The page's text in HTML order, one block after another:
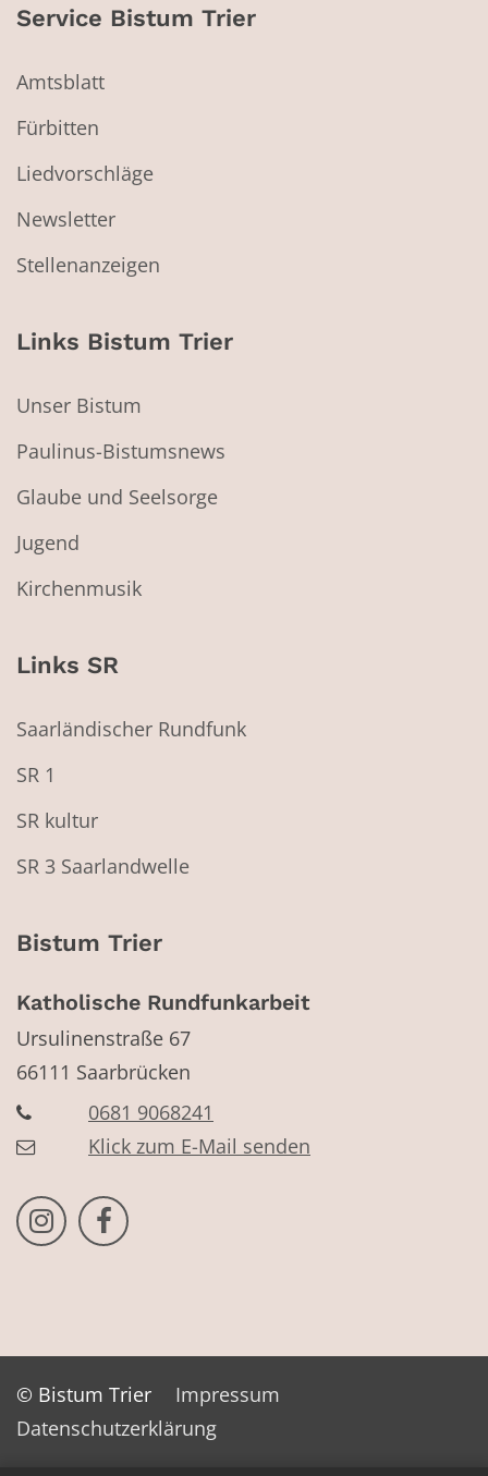
Service Bistum Trier
Amtsblatt
Fürbitten
Liedvorschläge
Newsletter
Stellenanzeigen
Links Bistum Trier
Unser Bistum
Paulinus-Bistumsnews
Glaube und Seelsorge
Jugend
Kirchenmusik
Links SR
Saarländischer Rundfunk
SR 1
SR kultur
SR 3 Saarlandwelle
Bistum Trier
Katholische Rundfunkarbeit
Ursulinenstraße 67
66111 Saarbrücken
0681 9068241
Klick zum E-Mail senden
Bistum Trier auf Instragram
Bistum Trier auf Facebook
© Bistum Trier
Impressum
Datenschutzerklärung